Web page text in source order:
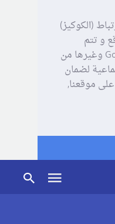
(الكوكيز)
و تتم
مشاركة بعض المعلومات مع Google وغيرها من
لضمان
موقعنا,